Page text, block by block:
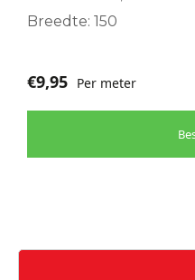
Breedte: 150
€9,95 Per meter